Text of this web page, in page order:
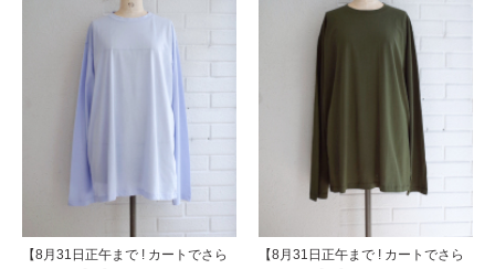
【8月31日正午まで ! カートでさら
【8月31日正午まで ! カートでさら